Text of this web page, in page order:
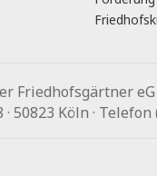
Friedhofsgärtner eG
50823 Köln · Telefon